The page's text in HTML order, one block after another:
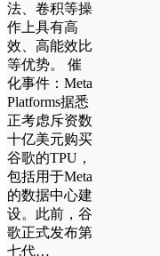
法、卷积等操
作上具有高
效、高能效比
等优势。 催
化事件：Meta
Platforms据悉
正考虑斥资数
十亿美元购买
谷歌的TPU，
包括用于Meta
的数据中心建
设。此前，谷
歌正式发布第
七代…